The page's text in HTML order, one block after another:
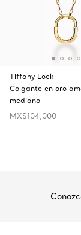
Tiffany Lock
Colgante en oro
mediano
MX$104,000